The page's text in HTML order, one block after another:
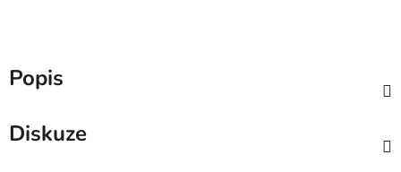
Popis
Diskuze